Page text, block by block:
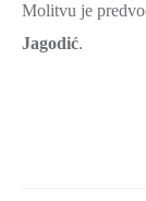
Molitvu je
Jagodić.